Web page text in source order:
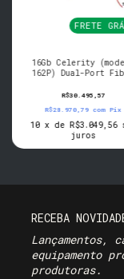
FRETE
16Gb Celerity
162P) Dual-Port
inclusos)
R$30.495,57
R$28.970,79 com Pix
10 x de R$3.049,56
juros
RECEBA
Lançamentos,
equipamento
produtoras.